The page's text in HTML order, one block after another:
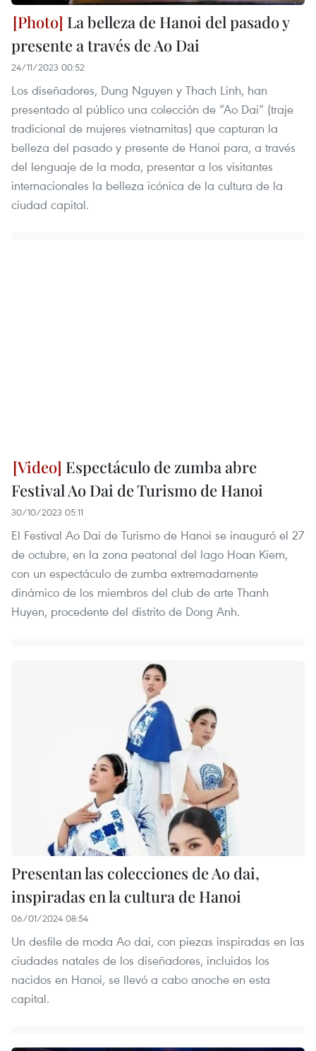
La belleza de Hanoi del pasado y
presente a través de Ao Dai
24/11/2023 00:52
Los diseñadores, Dung Nguyen y Thach Linh, han
presentado al público una colección de “Ao Dai” (traje
tradicional de mujeres vietnamitas) que capturan la
belleza del pasado y presente de Hanoi para, a través
del lenguaje de la moda, presentar a los visitantes
internacionales la belleza icónica de la cultura de la
ciudad capital.
Espectáculo de zumba abre
Festival Ao Dai de Turismo de Hanoi
30/10/2023 05:11
El Festival Ao Dai de Turismo de Hanoi se inauguró el 27
de octubre, en la zona peatonal del lago Hoan Kiem,
con un espectáculo de zumba extremadamente
dinámico de los miembros del club de arte Thanh
Huyen, procedente del distrito de Dong Anh.
Presentan las colecciones de Ao dai,
inspiradas en la cultura de Hanoi
06/01/2024 08:54
Un desfile de moda Ao dai, con piezas inspiradas en las
ciudades natales de los diseñadores, incluidos los
nacidos en Hanoi, se llevó a cabo anoche en esta
capital.